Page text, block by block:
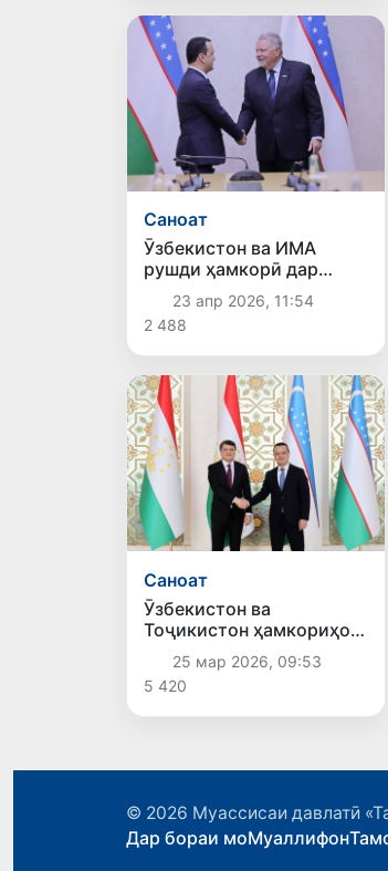
Саноат
Ӯзбекистон ва ИМА
рушди ҳамкорӣ дар
соҳаи инфрасохтори
сӯзишвориро баррасӣ
карданд
23 апр 2026, 11:54
2 488
Саноат
Ӯзбекистон ва
Тоҷикистон ҳамкориҳои
саноатиро мустаҳкам
мекунанд
25 мар 2026, 09:53
5 420
© 2026 Муассисаи давлатӣ
Дар бораи моМуаллифон